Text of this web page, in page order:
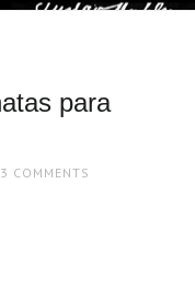
para
3 COMMENTS